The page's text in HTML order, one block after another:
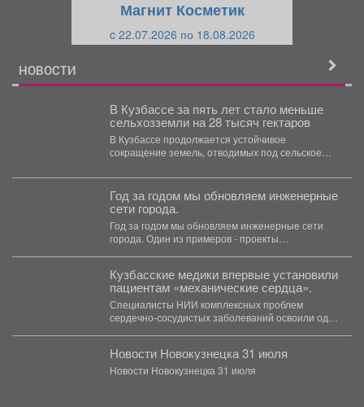
Магнит Косметик
c 22.07.2026 по 18.08.2026
НОВОСТИ
В Кузбассе за пять лет стало меньше
сельхозземли на 28 тысяч гектаров
В Кузбассе продолжается устойчивое
сокращение земель, отводимых под сельское
Год за годом мы обновляем инженерные
сети города.
Год за годом мы обновляем инженерные сети
города. Один из примеров - проекты
Кузбасские медики впервые установили
пациентам «механические сердца».
Специалисты НИИ комплексных проблем
сердечно-сосудистых заболеваний освоили одну
Новости Новокузнецка 31 июля
Новости Новокузнецка 31 июля